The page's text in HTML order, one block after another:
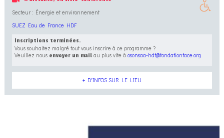
Secteur : Énergie et environnement
SUEZ Eau de France HDF
Inscriptions terminées.
Vous souhaitez malgré tout vous inscrire à ce programme ?
Veuillez nous envoyer un mailau plus vite à osonsaa-hdf@fondationface.org
+ D'INFOS SUR LE LIEU